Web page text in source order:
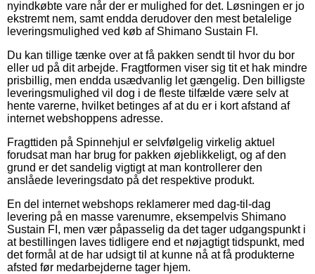
nyindkøbte vare når der er mulighed for det. Løsningen er jo
ekstremt nem, samt endda derudover den mest betalelige
leveringsmulighed ved køb af Shimano Sustain FI.
Du kan tillige tænke over at få pakken sendt til hvor du bor
eller ud på dit arbejde. Fragtformen viser sig tit et hak mindre
prisbillig, men endda usædvanlig let gængelig. Den billigste
leveringsmulighed vil dog i de fleste tilfælde være selv at
hente varerne, hvilket betinges af at du er i kort afstand af
internet webshoppens adresse.
Fragttiden på Spinnehjul er selvfølgelig virkelig aktuel
forudsat man har brug for pakken øjeblikkeligt, og af den
grund er det sandelig vigtigt at man kontrollerer den
anslåede leveringsdato på det respektive produkt.
En del internet webshops reklamerer med dag-til-dag
levering på en masse varenumre, eksempelvis Shimano
Sustain FI, men vær påpasselig da det tager udgangspunkt i
at bestillingen laves tidligere end et nøjagtigt tidspunkt, med
det formål at de har udsigt til at kunne nå at få produkterne
afsted før medarbejderne tager hjem.